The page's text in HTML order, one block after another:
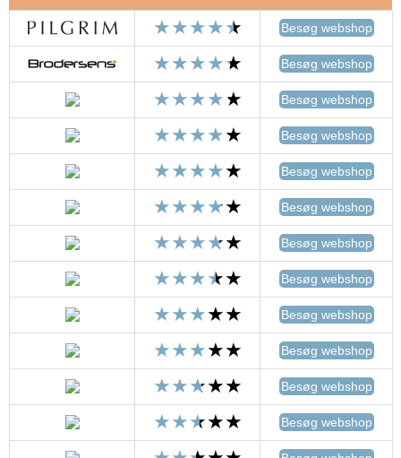
Besøg webshop
Besøg webshop
Besøg webshop
Besøg webshop
Besøg webshop
Besøg webshop
Besøg webshop
Besøg webshop
Besøg webshop
Besøg webshop
Besøg webshop
Besøg webshop